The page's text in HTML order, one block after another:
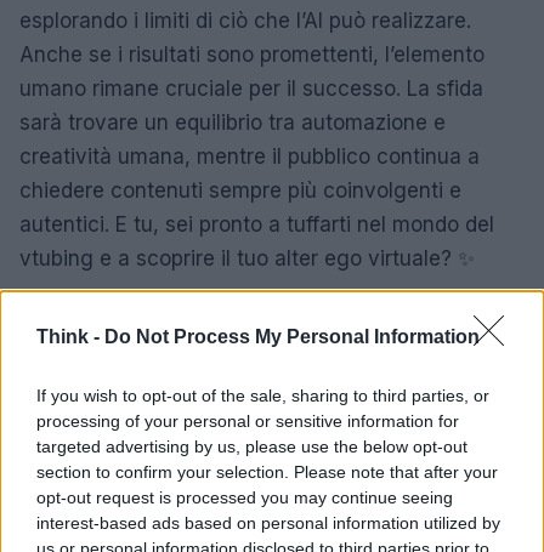
Think - Do Not Process My Personal Information
If you wish to opt-out of the sale, sharing to third parties, or
processing of your personal or sensitive information for
targeted advertising by us, please use the below opt-out
section to confirm your selection. Please note that after your
opt-out request is processed you may continue seeing
interest-based ads based on personal information utilized by
us or personal information disclosed to third parties prior to
esplorando i limiti di ciò che l’AI può realizzare.
Anche se i risultati sono promettenti, l’elemento
umano rimane cruciale per il successo. La sfida
sarà trovare un equilibrio tra automazione e
creatività umana, mentre il pubblico continua a
chiedere contenuti sempre più coinvolgenti e
autentici. E tu, sei pronto a tuffarti nel mondo del
vtubing e a scoprire il tuo alter ego virtuale? ✨